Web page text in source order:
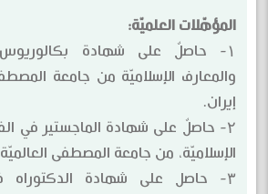
المؤهّلات العلميّة:
۱- حاصلٌ على شهادة
والمعارف الإسلاميّة من جامعة
إيران.
۲- حاصلٌ على شهادة الماجستير في
الإسلاميّة، من جامعة المصطفى
۳- حاصل على شهادة الدكتوراه